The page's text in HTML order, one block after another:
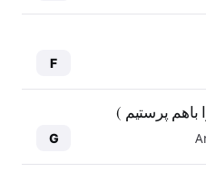
F
باهم پرستیم )
G